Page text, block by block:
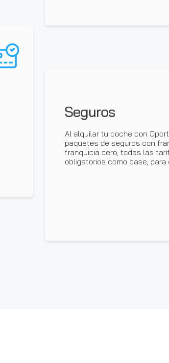
Seguros
Al alquilar tu coche con
paquetes de seguros con
franquicia cero, todas las
obligatorios como base,